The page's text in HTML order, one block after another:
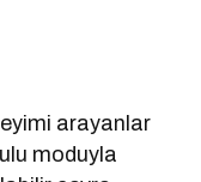
arayanlar
moduyla